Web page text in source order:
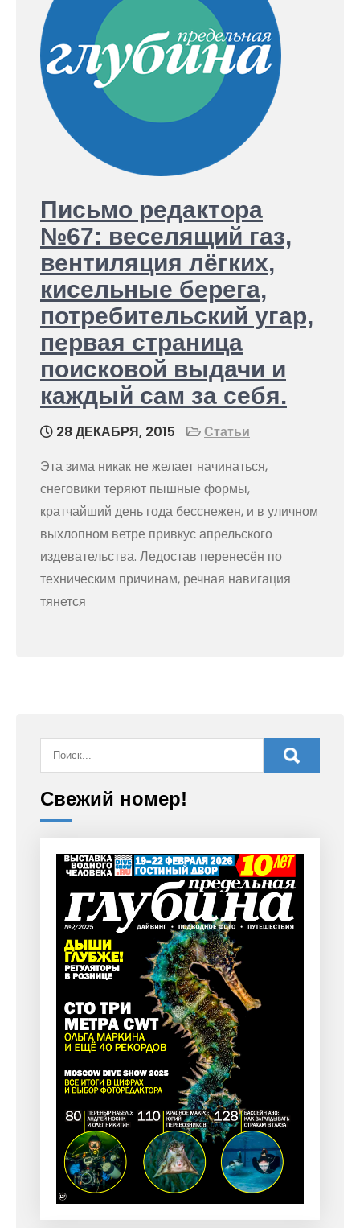
Письмо редактора
№67: веселящий газ,
вентиляция лёгких,
кисельные берега,
потребительский угар,
первая страница
поисковой выдачи и
каждый сам за себя.
28 ДЕКАБРЯ, 2015
Статьи
Эта зима никак не желает начинаться,
снеговики теряют пышные формы,
кратчайший день года бесснежен, и в уличном
выхлопном ветре привкус апрельского
издевательства. Ледостав перенесён по
техническим причинам, речная навигация
тянется
Свежий номер!